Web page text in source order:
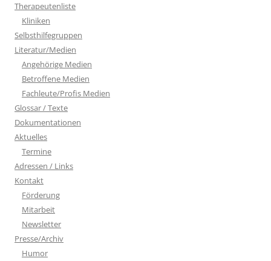
Therapeutenliste
Kliniken
Selbsthilfegruppen
Literatur/Medien
Angehörige Medien
Betroffene Medien
Fachleute/Profis Medien
Glossar / Texte
Dokumentationen
Aktuelles
Termine
Adressen / Links
Kontakt
Förderung
Mitarbeit
Newsletter
Presse/Archiv
Humor